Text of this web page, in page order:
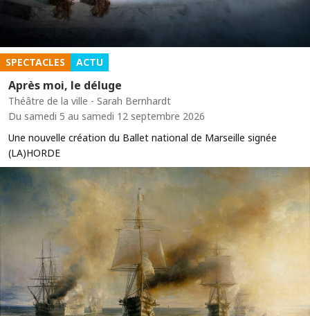
SPECTACLES ACTU
Après moi, le déluge
Théâtre de la ville - Sarah Bernhardt
Du samedi 5 au samedi 12 septembre 2026
Une nouvelle création du Ballet national de Marseille signée
(LA)HORDE